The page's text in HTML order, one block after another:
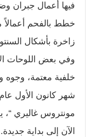
فيها أعمال جبران
خطط بالفحم أعمالاً
زاخرة بأشكال
وفي بعض اللوحات
خلفية معتمة،
مونتروس غاليري “،
الآن إلى بداية